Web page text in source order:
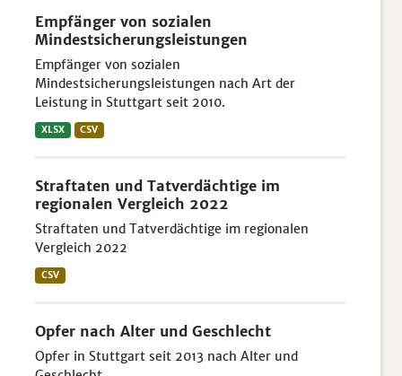
Empfänger von sozialen
Mindestsicherungsleistungen
Empfänger von sozialen
Mindestsicherungsleistungen nach Art der
Leistung in Stuttgart seit 2010.
XLSX CSV
Straftaten und Tatverdächtige im
regionalen Vergleich 2022
Straftaten und Tatverdächtige im regionalen
Vergleich 2022
CSV
Opfer nach Alter und Geschlecht
Opfer in Stuttgart seit 2013 nach Alter und